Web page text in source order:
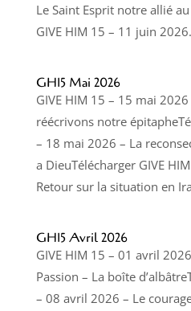
Le Saint Esprit notre allié
GIVE HIM 15 – 11 juin
GH15 Mai 2026
GIVE HIM 15 – 15 mai
réécrivons notre
– 18 mai 2026 – La
a DieuTélécharger GIVE
Retour sur la situation en
GH15 Avril 2026
GIVE HIM 15 – 01 avril
Passion – La boîte
– 08 avril 2026 – Le